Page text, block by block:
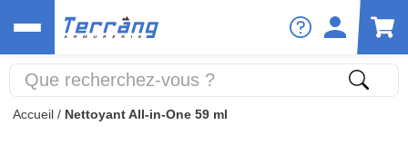
Accueil / Nettoyant All-in-One 59 ml